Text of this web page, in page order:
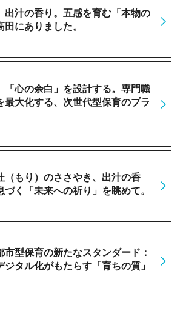
出汁の香り。五感を育む「本物の
田にありました。
「心の余白」を設計する。専門職
最大化する、次世代型保育のプラ
（もり）のささやき、出汁の香
づく「未来への祈り」を眺めて。
市型保育の新たなスタンダード：
ジタル化がもたらす「育ちの質」